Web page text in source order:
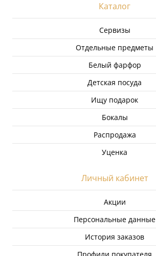
Каталог
Сервизы
Отдельные предметы
Белый фарфор
Детская посуда
Ищу подарок
Бокалы
Распродажа
Уценка
Личный кабинет
Акции
Персональные данные
История заказов